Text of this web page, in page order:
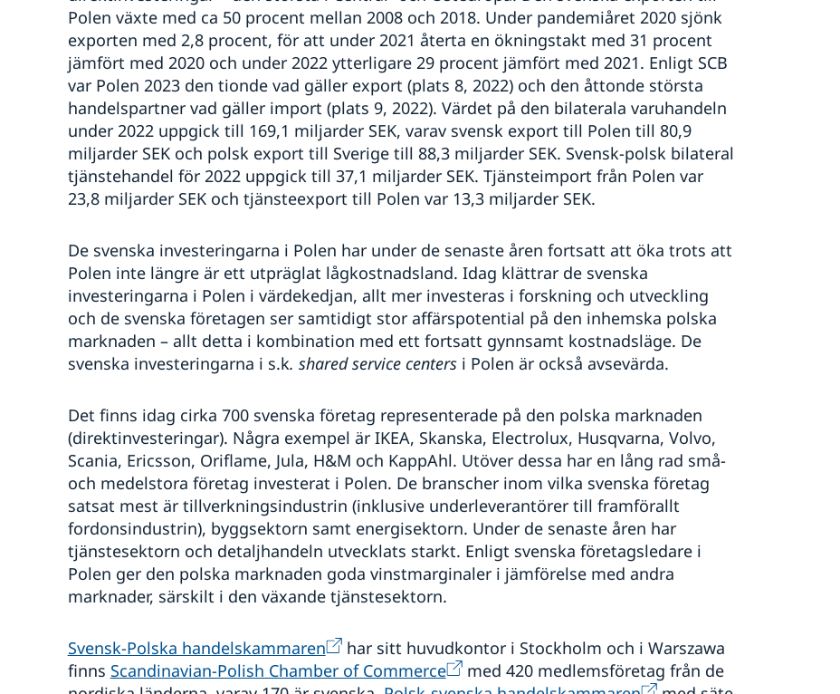
Polen växte med ca 50 procent mellan 2008 och 2018. Under pandemiåret 2020 sjönk
exporten med 2,8 procent, för att under 2021 återta en ökningstakt med 31 procent
jämfört med 2020 och under 2022 ytterligare 29 procent jämfört med 2021. Enligt SCB
var Polen 2023 den tionde vad gäller export (plats 8, 2022) och den åttonde största
handelspartner vad gäller import (plats 9, 2022). Värdet på den bilaterala varuhandeln
under 2022 uppgick till 169,1 miljarder SEK, varav svensk export till Polen till 80,9
miljarder SEK och polsk export till Sverige till 88,3 miljarder SEK. Svensk-polsk bilateral
tjänstehandel för 2022 uppgick till 37,1 miljarder SEK. Tjänsteimport från Polen var
23,8 miljarder SEK och tjänsteexport till Polen var 13,3 miljarder SEK.
De svenska investeringarna i Polen har under de senaste åren fortsatt att öka trots att
Polen inte längre är ett utpräglat lågkostnadsland. Idag klättrar de svenska
investeringarna i Polen i värdekedjan, allt mer investeras i forskning och utveckling
och de svenska företagen ser samtidigt stor affärspotential på den inhemska polska
marknaden – allt detta i kombination med ett fortsatt gynnsamt kostnadsläge. De
svenska investeringarna i s.k. shared service centersi Polen är också avsevärda.
Det finns idag cirka 700 svenska företag representerade på den polska marknaden
(direktinvesteringar). Några exempel är IKEA, Skanska, Electrolux, Husqvarna, Volvo,
Scania, Ericsson, Oriflame, Jula, H&M och KappAhl. Utöver dessa har en lång rad små-
och medelstora företag investerat i Polen. De branscher inom vilka svenska företag
satsat mest är tillverkningsindustrin (inklusive underleverantörer till framförallt
fordonsindustrin), byggsektorn samt energisektorn. Under de senaste åren har
tjänstesektorn och detaljhandeln utvecklats starkt. Enligt svenska företagsledare i
Polen ger den polska marknaden goda vinstmarginaler i jämförelse med andra
marknader, särskilt i den växande tjänstesektorn.
Svensk-Polska handelskammaren
har sitt huvudkontor i Stockholm och i Warszawa
finns Scandinavian-Polish Chamber of Commerce
med 420 medlemsföretag från de